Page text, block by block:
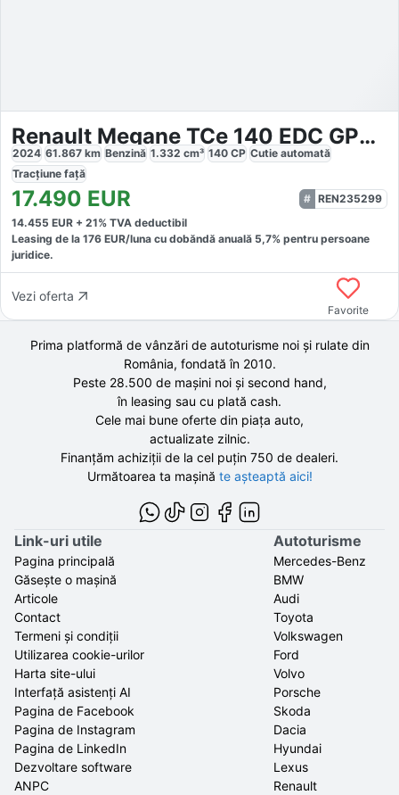
Renault Megane TCe 140 EDC GPF Equilibre
2024 61.867 km Benzină 1.332 cm³ 140 CP Cutie automată
Tracțiune față
17.490 EUR
REN235299
14.455 EUR + 21% TVA deductibil
Leasing de la 176 EUR/luna cu dobăndă anuală 5,7% pentru persoane
juridice.
Vezi oferta
Favorite
Prima platformă de vânzări de autoturisme noi și rulate din
România, fondată în 2010.
Peste 28.500 demașini noi și second hand,
în leasing sau cu plată cash.
Cele mai bune oferte din piața auto,
actualizate zilnic.
Finanțăm achiziții de la cel puțin 750 de dealeri.
Următoarea ta mașină te așteaptă aici!
Link-uri utile
Pagina principală
Găsește o mașină
Articole
Contact
Termeni și condiții
Utilizarea cookie-urilor
Harta site-ului
Interfață asistenți AI
Pagina de Facebook
Pagina de Instagram
Pagina de LinkedIn
Dezvoltare software
ANPC
Autoturisme
Mercedes-Benz
BMW
Audi
Toyota
Volkswagen
Ford
Volvo
Porsche
Skoda
Dacia
Hyundai
Lexus
Renault